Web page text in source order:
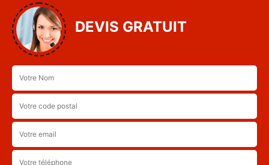
DEVIS GRATUIT